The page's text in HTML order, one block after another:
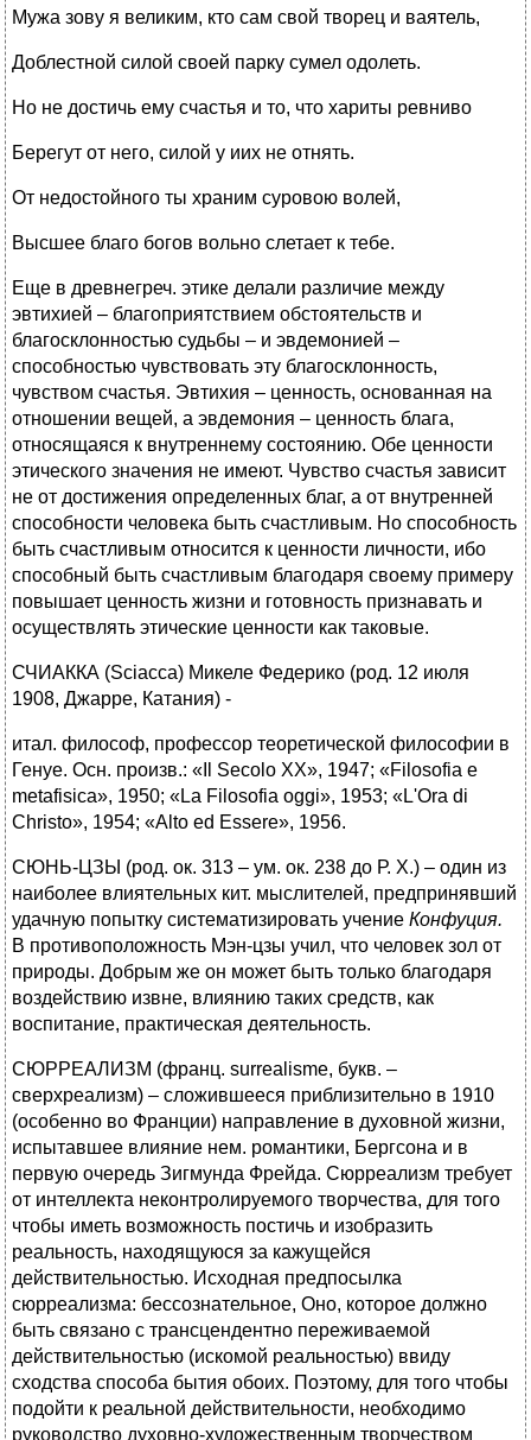
Мужа зову я великим, кто сам свой творец и ваятель,
Доблестной силой своей парку сумел одолеть.
Но не достичь ему счастья и то, что хариты ревниво
Берегут от него, силой у иих не отнять.
От недостойного ты храним суровою волей,
Высшее благо богов вольно слетает к тебе.
Еще в древнегреч. этике делали различие между
эвтихией – благоприятствием обстоятельств и
благосклонностью судьбы – и эвдемонией –
способностью чувствовать эту благосклонность,
чувством счастья. Эвтихия – ценность, основанная на
отношении вещей, а эвдемония – ценность блага,
относящаяся к внутреннему состоянию. Обе ценности
этического значения не имеют. Чувство счастья зависит
не от достижения определенных благ, а от внутренней
способности человека быть счастливым. Но способность
быть счастливым относится к ценности личности, ибо
способный быть счастливым благодаря своему примеру
повышает ценность жизни и готовность признавать и
осуществлять этические ценности как таковые.
СЧИАККА (Sciacca) Микеле Федерико (род. 12 июля
1908, Джарре, Катания) -
итал. философ, профессор теоретической философии в
Генуе. Осн. произв.: «Il Secolo XX», 1947; «Filosofia е
metafisica», 1950; «La Filosofia oggi», 1953; «L'Ora di
Christo», 1954; «Alto ed Essere», 1956.
СЮНЬ-ЦЗЫ (род. ок. 313 – ум. ок. 238 до Р. X.) – один из
наиболее влиятельных кит. мыслителей, предпринявший
удачную попытку систематизировать учение Конфуция.
В противоположность Мэн-цзы учил, что человек зол от
природы. Добрым же он может быть только благодаря
воздействию извне, влиянию таких средств, как
воспитание, практическая деятельность.
СЮРРЕАЛИЗМ (франц. surrealisme, букв. –
сверхреализм) – сложившееся приблизительно в 1910
(особенно во Франции) направление в духовной жизни,
испытавшее влияние нем. романтики, Бергсона и в
первую очередь Зигмунда Фрейда. Сюрреализм требует
от интеллекта неконтролируемого творчества, для того
чтобы иметь возможность постичь и изобразить
реальность, находящуюся за кажущейся
действительностью. Исходная предпосылка
сюрреализма: бессознательное, Оно, которое должно
быть связано с трансцендентно переживаемой
действительностью (искомой реальностью) ввиду
сходства способа бытия обоих. Поэтому, для того чтобы
подойти к реальной действительности, необходимо
руководство духовно-художественным творчеством